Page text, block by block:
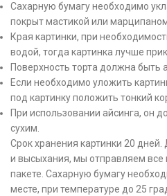
Сахарную бумагу необходимо
покрыт мастикой или
Края картинки, при
водой, тогда картинка лучше
Поверхность торта должна быть
Если необходимо уложить
под картинку положить тонкий
При использовании айсинга, он
сухим.
Срок хранения картинки 20
и высыхания, мы отправляем все
пакете. Сахарную бумагу
месте, при температуре до 25